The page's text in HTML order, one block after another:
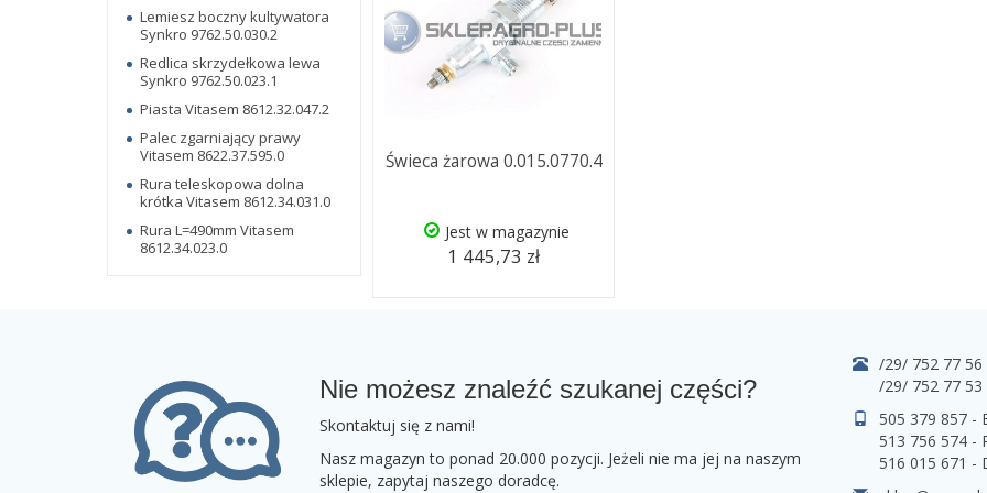
Świeca żarowa 0.015.0770.4
Jest w magazynie
1 445,73 zł
Lemiesz boczny kultywatora
Synkro 9762.50.030.2
Redlica skrzydełkowa lewa
Synkro 9762.50.023.1
Piasta Vitasem 8612.32.047.2
Palec zgarniający prawy
Vitasem 8622.37.595.0
Rura teleskopowa dolna
krótka Vitasem 8612.34.031.0
Rura L=490mm Vitasem
8612.34.023.0
Nie możesz znaleźć szukanej części?
Skontaktuj się z nami!
Nasz magazyn to ponad 20.000 pozycji. Jeżeli nie ma jej na naszym
sklepie, zapytaj naszego doradcę.
/29/ 752 77 56
/29/ 752 77 53
505 379 857 -
513 756 574 -
516 015 671 -